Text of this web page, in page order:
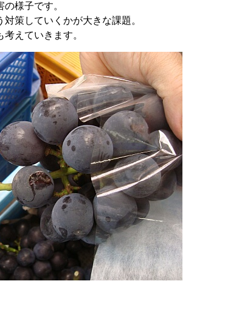
様子です。
策していくかが大きな課題。
えていきます。